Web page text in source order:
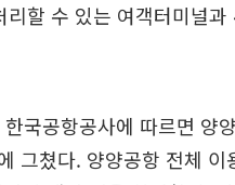
할 수 있는 여객터미널
국공항공사에 따르면 양
그쳤다. 양양공항 전체 이